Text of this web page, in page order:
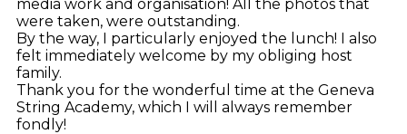
media work and organisation! All the photos that
were taken, were outstanding.
By the way, I particularly enjoyed the lunch! I also
felt immediately welcome by my obliging host
family.
Thank you for the wonderful time at the Geneva
String Academy, which I will always remember
fondly!